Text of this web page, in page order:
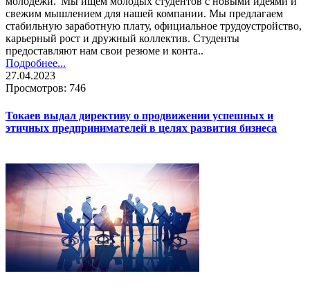
свежим мышлением для нашей компании. Мы предлагаем
стабильную заработную плату, официальное трудоустройство,
карьерный рост и дружный коллектив. Студенты
предоставляют нам свои резюме и конта..
Подробнее...
27.04.2023
Просмотров: 746
Токаев выдал директиву о продвижении успешных и
этичных предпринимателей в целях развития бизнеса